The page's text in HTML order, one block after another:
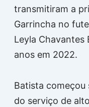
transmitiram a
Garrincha no
Leyla Chavantes
anos em 2022.
Batista
do serviço de